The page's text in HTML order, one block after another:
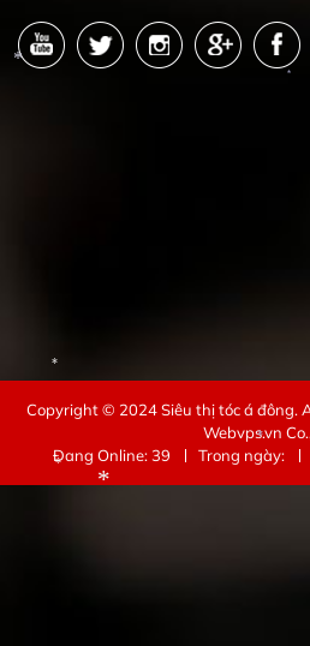
Copyright © 2024Siêu thị tóc á đông.
Webvps.vn
Đang Online: 39
Trong ngày: